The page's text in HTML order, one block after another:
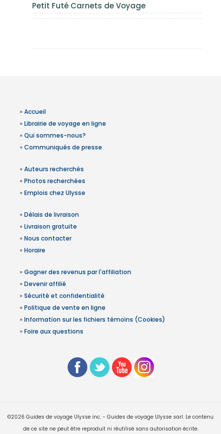
Petit Futé Carnets de Voyage
» Accueil
» Librairie de voyage en ligne
» Qui sommes-nous?
» Communiqués de presse
» Auteurs recherchés
» Photos recherchées
» Emplois chez Ulysse
» Délais de livraison
» Livraison gratuite
» Nous contacter
» Horaire
» Gagner des revenus par l'affiliation
» Devenir affilié
» Sécurité et confidentialité
» Politique de vente en ligne
» Information sur les fichiers témoins (Cookies)
» Foire aux questions
©2026 Guides de voyage Ulysse inc. - Guides de voyage Ulysse sarl. Le contenu
de ce site ne peut être reproduit ni réutilisé sans autorisation écrite.